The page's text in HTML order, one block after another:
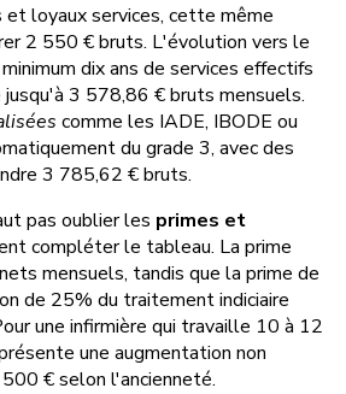
et loyaux services, cette même
2 550 € bruts. L'évolution vers le
dix ans de services effectifs
3 578,86 € bruts mensuels.
comme les IADE, IBODE ou
du grade 3, avec des
3 785,62 € bruts.
pas oublier les primes et
compléter le tableau. La prime
mensuels, tandis que la prime de
de 25% du traitement indiciaire
une infirmière qui travaille 10 à 12
une augmentation non
€ selon l'ancienneté.